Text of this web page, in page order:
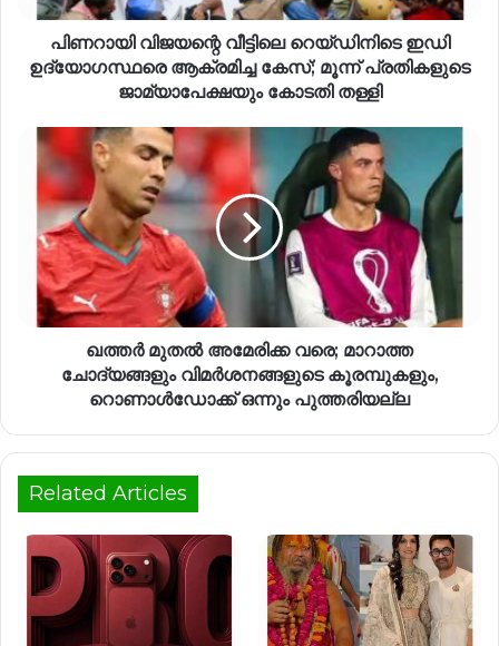
പിണറായി വിജയന്റെ വീട്ടിലെ റെയ്ഡിനിടെ ഇഡി
ഉദ്യോഗസ്ഥരെ ആക്രമിച്ച കേസ്; മൂന്ന് പ്രതികളുടെ
ജാമ്യാപേക്ഷയും കോടതി തള്ളി
ഖത്തർ മുതൽ അമേരിക്ക വരെ; മാറാത്ത
ചോദ്യങ്ങളും വിമർശനങ്ങളുടെ കൂരമ്പുകളും,
റൊണാൾഡോക്ക് ഒന്നും പുത്തരിയല്ല
Related Articles